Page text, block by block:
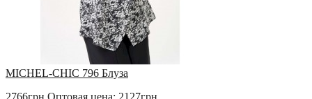
MICHEL-CHIC 796 Блуза
2766грн Оптовая цена: 2127грн